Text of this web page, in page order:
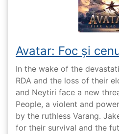
Avatar: Foc și
In the wake of the
RDA and the loss of their
and Neytiri face a new
People, a violent and
by the ruthless Varang.
for their survival and the